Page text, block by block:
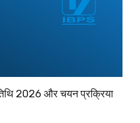
2026 और चयन प्रक्रिया